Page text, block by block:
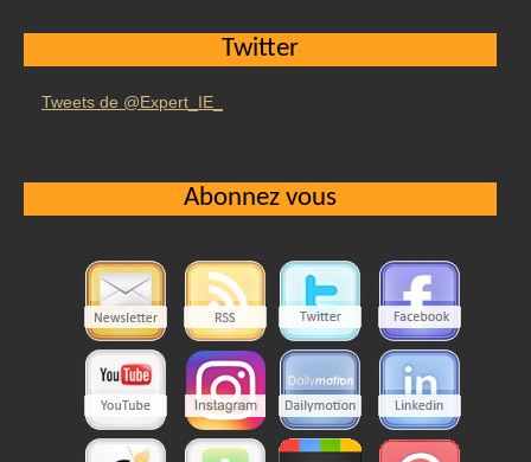
Twitter
Tweets de @Expert_IE_
Abonnez vous